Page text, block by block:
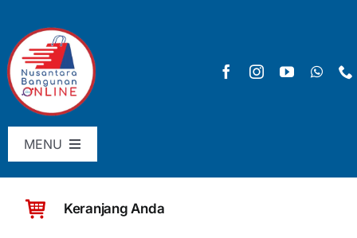
content
MENU
Menu Utama
Pricelist
Keranjang Anda